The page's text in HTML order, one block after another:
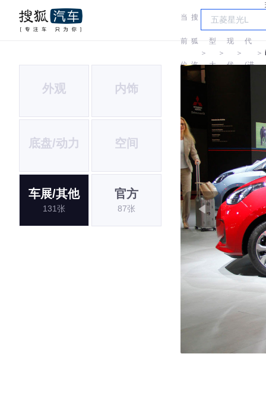
当
前
位
搜
狐
汽
＞
车
型
大
＞
现
代
＞
现
代
(进
＞
外观 内饰
底盘/动力 空间
车展/其他
131张
官方
87张